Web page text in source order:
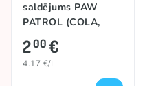
saldējums PAW
PATROL (COLA,
STRAWBERRY,
APPLE, ORANGE),
480ml
200€
4.17 €/L